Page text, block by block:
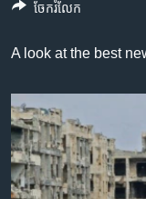
ព័ត៌មាន​​
ម្តង
រំលង​
និង​
ចូល​
ទៅ​
ហេឡូវីអូអេ
ព្រឹត្តិការណ៍ព័ត៌មាន
ទូរទស្សន៍ / វីដេអូ​
វិទ្យុ / ផតខាសថ៍
A look at the best
ចែករំលែក